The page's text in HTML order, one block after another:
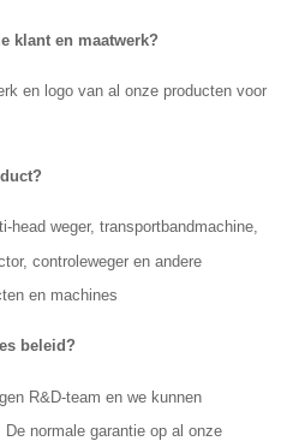
klant en maatwerk?
en logo van al onze producten voor
weger, transportbandmachine,
controleweger en andere
en machines
beleid?
R&D-team en we kunnen
normale garantie op al onze